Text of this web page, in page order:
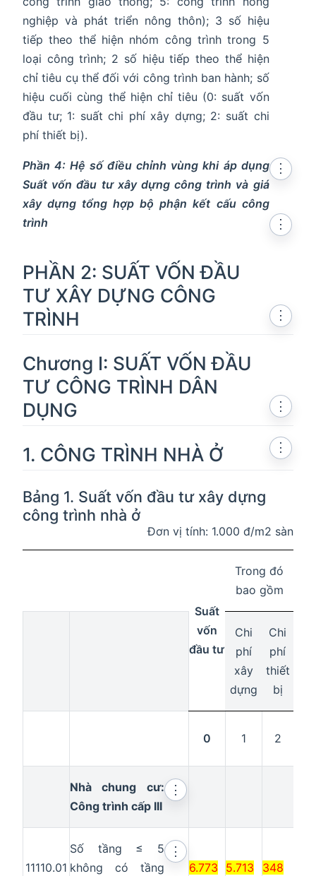
nghiệp và phát triển nông thôn); 3 số hiệu
tiếp theo thể hiện nhóm công trình trong 5
loại công trình; 2 số hiệu tiếp theo thể hiện
chỉ tiêu cụ thể đối với công trình ban hành; số
hiệu cuối cùng thể hiện chỉ tiêu (0: suất vốn
đầu tư; 1: suất chi phí xây dựng; 2: suất chi
phí thiết bị).
Phần 4: Hệ số điều chỉnh vùng khi áp dụng
Suất vốn đầu tư xây dựng công trình và giá
xây dựng tổng hợp bộ phận kết cấu công
trình
⋮
PHẦN 2: SUẤT VỐN ĐẦU
TƯ XÂY DỰNG CÔNG
TRÌNH
⋮
Chương I: SUẤT VỐN ĐẦU
TƯ CÔNG TRÌNH DÂN
DỤNG
⋮
1. CÔNG TRÌNH NHÀ Ở
⋮
Bảng 1. Suất vốn đầu tư xây dựng
công trình nhà ở
⋮
Đơn vị tính: 1.000 đ/m2 sàn
Suất
vốn
đầu tư
Trong đó
bao gồm
Chi
phí
xây
dựng
Chi
phí
thiết
bị
0 1 2
Nhà chung cư:
Công trình cấp III
⋮
11110.01
Số tầng ≤ 5
không có tầng
⋮
6.773
5.713 348